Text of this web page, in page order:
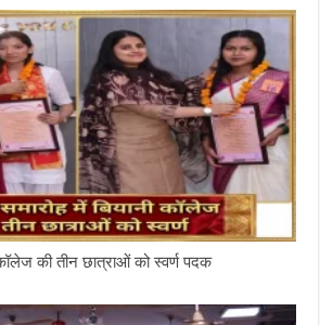
कॉलेज की तीन छात्राओं को स्वर्ण पदक